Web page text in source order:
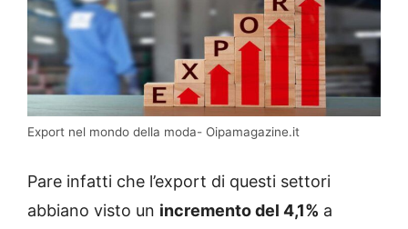
Export nel mondo della moda- Oipamagazine.it
Pare infatti che l’export di questi settori
abbiano visto un incremento del 4,1% a